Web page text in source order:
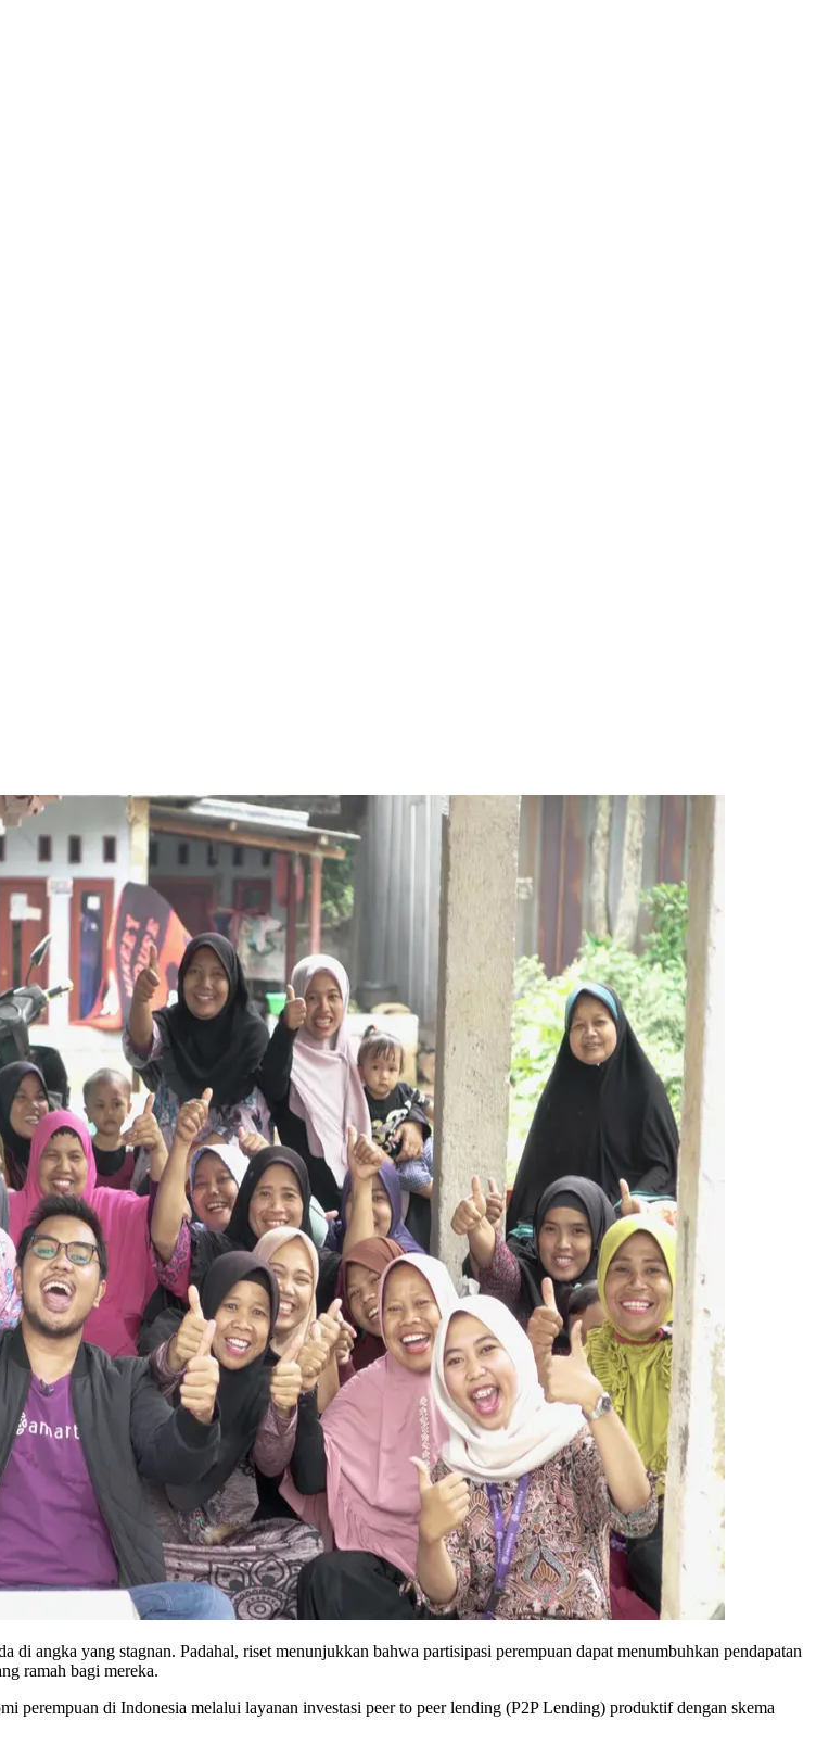
di angka yang stagnan. Padahal, riset menunjukkan bahwa partisipasi perempuan dapat menumbuhkan pendapatan
ramah bagi mereka.
perempuan di Indonesia melalui layanan investasi peer to peer lending (P2P Lending) produktif dengan skema